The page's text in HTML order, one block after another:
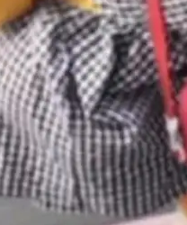
了两项：
从PoC走
应用...
示——bool
模式、浅
义的组
了。要知道
、校验、或
，两个
厂都在
在 Twitte
了 Cloudfla
跟其他所
它不一
十年前的
建在 Cloudf
建的平台
十年秘密
分
最新开源项
Cloudflare
进程。 设
的 SQLite
S3 兼容
库协调——
象自带一
单个数据
夺
系列
件成本暴
速度明显
规格除开
Ultra / Z